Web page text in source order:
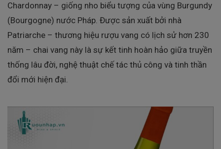
Chardonnay – giống nho biểu tượng của vùng Burgundy
(Bourgogne) nước Pháp. Được sản xuất bởi nhà
Patriarche – thương hiệu rượu vang có lịch sử hơn 230
năm – chai vang này là sự kết tinh hoàn hảo giữa truyền
thống lâu đời, nghệ thuật chế tác thủ công và tinh thần
đổi mới hiện đại.